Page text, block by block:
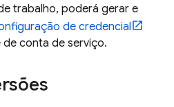
trabalho, poderá gerar e
de credencial
de conta de serviço.